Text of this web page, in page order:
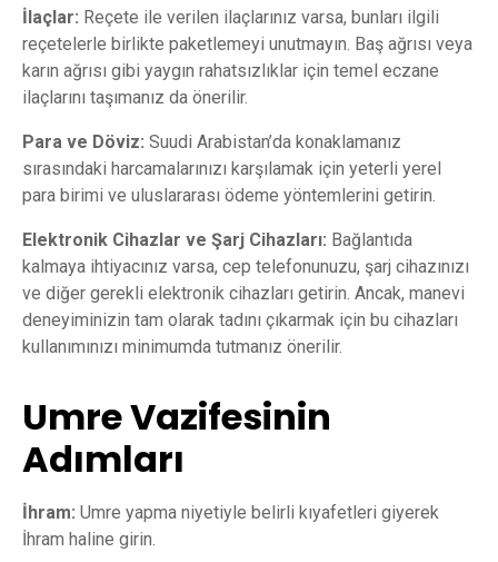
İlaçlar: Reçete ile verilen ilaçlarınız varsa, bunları ilgili
reçetelerle birlikte paketlemeyi unutmayın. Baş ağrısı veya
karın ağrısı gibi yaygın rahatsızlıklar için temel eczane
ilaçlarını taşımanız da önerilir.
Para ve Döviz: Suudi Arabistan’da konaklamanız
sırasındaki harcamalarınızı karşılamak için yeterli yerel
para birimi ve uluslararası ödeme yöntemlerini getirin.
Elektronik Cihazlar ve Şarj Cihazları: Bağlantıda
kalmaya ihtiyacınız varsa, cep telefonunuzu, şarj cihazınızı
ve diğer gerekli elektronik cihazları getirin. Ancak, manevi
deneyiminizin tam olarak tadını çıkarmak için bu cihazları
kullanımınızı minimumda tutmanız önerilir.
Umre Vazifesinin
Adımları
İhram: Umre yapma niyetiyle belirli kıyafetleri giyerek
İhram haline girin.